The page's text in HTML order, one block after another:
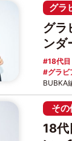
グラ
グラ
ンダ
18代
グラビ
BUBKA
その
18代